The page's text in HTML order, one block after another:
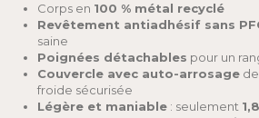
Corps en 100 % métal recyclé
Revêtement antiadhésif sans
saine
Poignées détachables pour un
Couvercle avec auto-arrosage
froide sécurisée
Légère et maniable : seulement